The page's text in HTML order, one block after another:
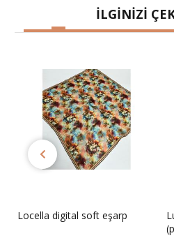
İLGİNİZİ
Locella digital soft eşarp